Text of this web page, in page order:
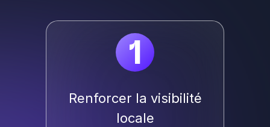
1
Renforcer la visibilité
locale